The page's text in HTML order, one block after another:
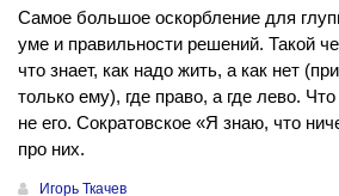
Самое большое оскорбление для
уме и правильности решений. Такой
что знает, как надо жить, а как нет
только ему), где право, а где лево.
не его. Сократовское «Я знаю, что
про них.
Игорь Ткачев